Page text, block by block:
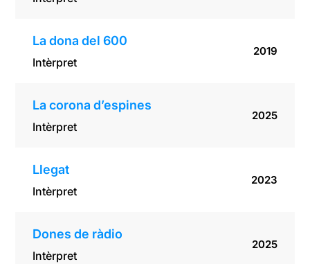
La dona del 600
Intèrpret
2019
La corona d’espines
Intèrpret
2025
Llegat
Intèrpret
2023
Dones de ràdio
Intèrpret
2025